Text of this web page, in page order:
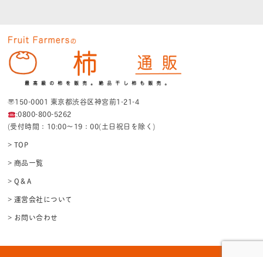
〒150-0001 東京都渋谷区神宮前1-21-4
:0800-800-5262
(受付時間：10:00〜19：00(土日祝日を除く)
> TOP
> 商品一覧
> Q＆A
> 運営会社について
> お問い合わせ